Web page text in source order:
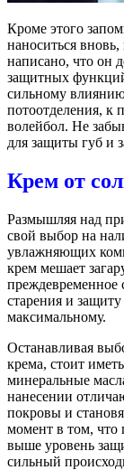
Кроме этого
наноситься
написано, что он
защитных
сильному влиянию
потоотделения, к
волейбол. Не
для защиты губ и
Крем от
Размышляя над
свой выбор на
увлажняющих
крем мешает
преждевременное
старения и
максимальному.
Останавливая
крема, стоит
минеральные
нанесении
покровы и
момент в том, что
выше уровень
сильный